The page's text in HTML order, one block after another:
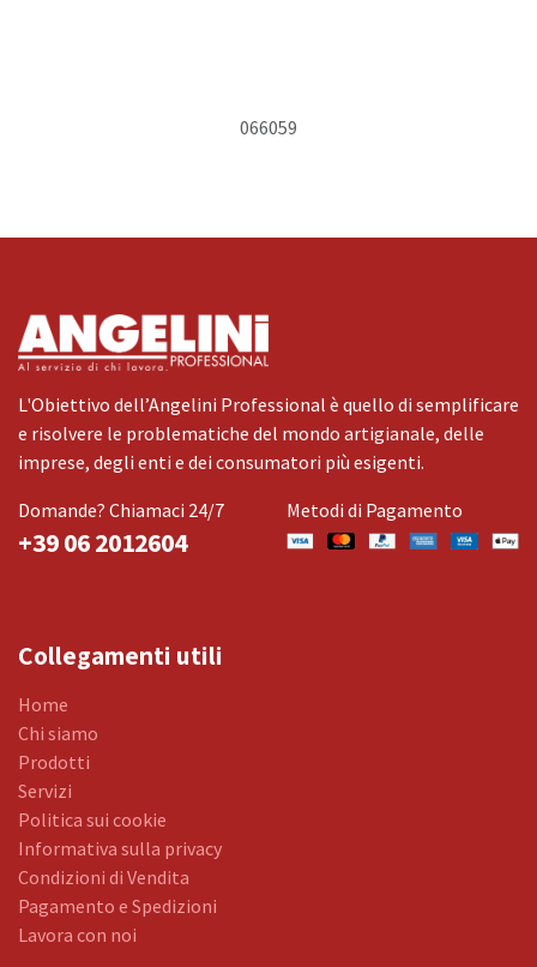
066059
L'Obiettivo dell’Angelini Professional è quello di semplificare
e risolvere le problematiche del mondo artigianale, delle
imprese, degli enti e dei consumatori più esigenti.
Domande? Chiamaci 24/7
+39 06 2012604
Metodi di Pagamento
Collegamenti utili
Home
Chi siamo
Prodotti
Servizi
Politica sui cookie
Informativa sulla privacy
Condizioni di Vendita
Pagamento e Spedizioni
Lavora con noi